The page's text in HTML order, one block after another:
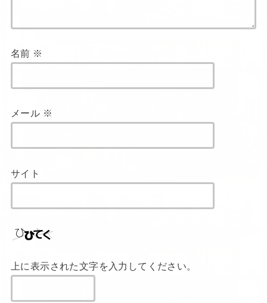
名前 ※
メール ※
サイト
上に表示された文字を入力してください。